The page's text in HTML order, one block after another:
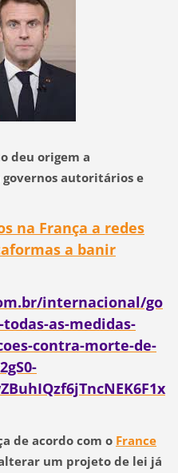
deu origem a
autoritários e
na França a redes
a banir
internacional/go
as-medidas-
contra-morte-de-
de acordo com o France
um projeto de lei já